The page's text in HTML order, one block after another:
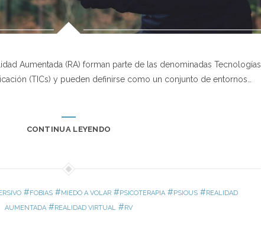
Aumentada (RA) forman parte de las denominadas Tecnologías
(TICs) y pueden definirse como un conjunto de entornos…
CONTINUA LEYENDO
#FOBIAS#MIEDO A VOLAR#PSICOTERAPIA#PSIOUS#REALIDAD
AUMENTADA #REALIDAD VIRTUAL #RV